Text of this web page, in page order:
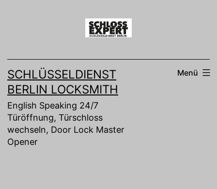
SCHLÜSSELDIENST
BERLIN LOCKSMITH
English Speaking 24/7
Türöffnung, Türschloss
wechseln, Door Lock Master
Opener
Menü